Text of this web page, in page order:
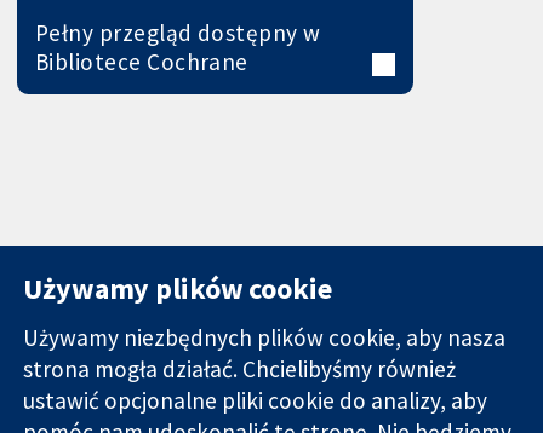
Pełny przegląd dostępny w
Bibliotece Cochrane
11-13 Cavendish
Square
Kontakt
Nowości
Używamy plików cookie
Używamy niezbędnych plików cookie, aby nasza
strona mogła działać. Chcielibyśmy również
ustawić opcjonalne pliki cookie do analizy, aby